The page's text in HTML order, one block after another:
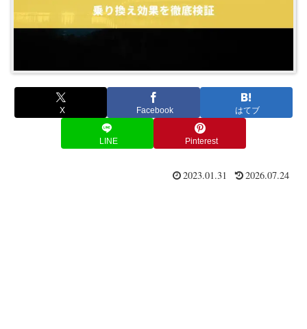
X Facebook はてブ
LINE Pinterest
2023.01.31 2026.07.24